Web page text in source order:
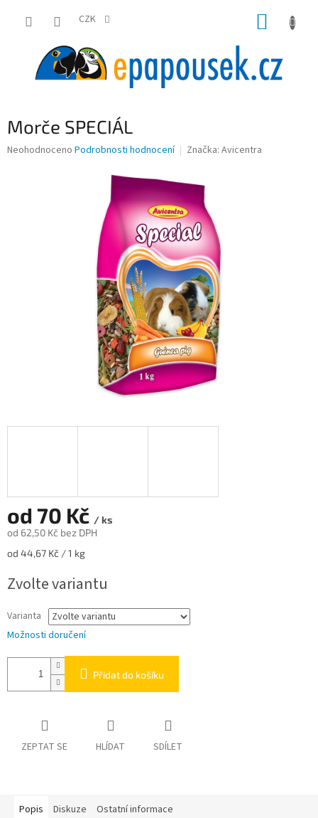
CZK
Morče SPECIÁL
Průměrné
Neohodnoceno Podrobnosti hodnocení Značka: Avicentra
od 70 Kč / ks
od 62,50 Kč bez DPH
Měrná
od 44,67 Kč / 1 kg
Zvolte variantu
Varianta
Možnosti doručení
Přidat do košíku
ZEPTAT SE HLÍDAT SDÍLET
Popis Diskuze Ostatní informace